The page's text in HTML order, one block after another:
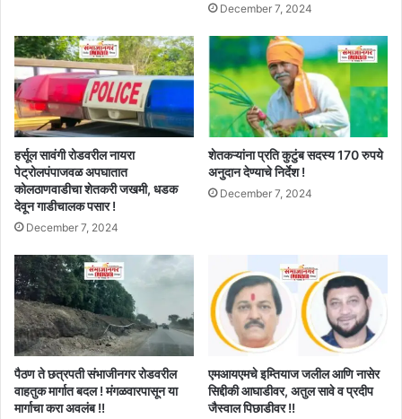
December 7, 2024
हर्सूल सावंगी रोडवरील नायरा
पेट्रोलपंपाजवळ अपघातात
कोलठाणवाडीचा शेतकरी जखमी, धडक
देवून गाडीचालक पसार !
December 7, 2024
शेतकऱ्यांना प्रति कुटुंब सदस्य 170 रुपये
अनुदान देण्याचे निर्देश !
December 7, 2024
पैठण ते छत्रपती संभाजीनगर रोडवरील
वाहतुक मार्गात बदल ! मंगळवारपासून या
मार्गाचा करा अवलंब !!
एमआयएमचे इम्तियाज जलील आणि नासेर
सिद्दीकी आघाडीवर, अतुल सावे व प्रदीप
जैस्वाल पिछाडीवर !!